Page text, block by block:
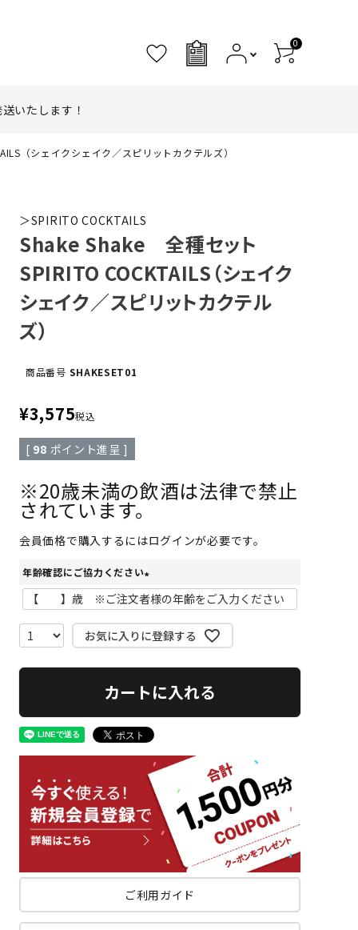
0
いたします！
（シェイクシェイク／スピリットカクテルズ）
＞SPIRITO COCKTAILS
Shake Shake 全種セット
SPIRITO COCKTAILS（シェイク
シェイク／スピリットカクテル
ズ）
商品番号 SHAKESET01
¥3,575税込
[ 98 ポイント進呈 ]
※20歳未満の飲酒は法律で禁止
されています。
会員価格で購入するにはログインが必要です。
年齢確認にご協力ください
(
必
須
)
お気に入りに登録する
カートに入れる
ご利用ガイド